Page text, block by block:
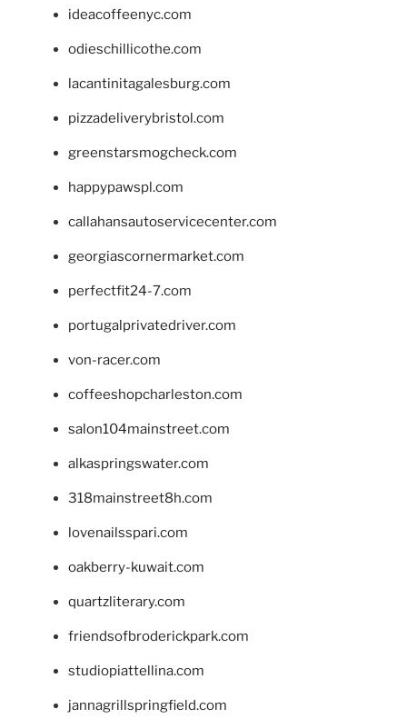
ideacoffeenyc.com
odieschillicothe.com
lacantinitagalesburg.com
pizzadeliverybristol.com
greenstarsmogcheck.com
happypawspl.com
callahansautoservicecenter.com
georgiascornermarket.com
perfectfit24-7.com
portugalprivatedriver.com
von-racer.com
coffeeshopcharleston.com
salon104mainstreet.com
alkaspringswater.com
318mainstreet8h.com
lovenailsspari.com
oakberry-kuwait.com
quartzliterary.com
friendsofbroderickpark.com
studiopiattellina.com
jannagrillspringfield.com